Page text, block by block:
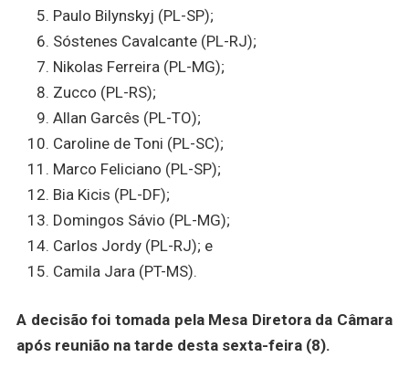
Paulo Bilynskyj (PL-SP);
Sóstenes Cavalcante (PL-RJ);
Nikolas Ferreira (PL-MG);
Zucco (PL-RS);
Allan Garcês (PL-TO);
Caroline de Toni (PL-SC);
Marco Feliciano (PL-SP);
Bia Kicis (PL-DF);
Domingos Sávio (PL-MG);
Carlos Jordy (PL-RJ); e
Camila Jara (PT-MS).
A decisão foi tomada pela Mesa Diretora da Câmara
após reunião na tarde desta sexta-feira (8).